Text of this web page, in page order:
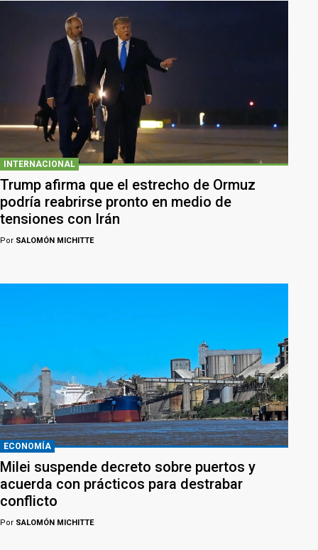
INTERNACIONAL
Trump afirma que el estrecho de Ormuz
podría reabrirse pronto en medio de
tensiones con Irán
Por SALOMÓN MICHITTE
ECONOMÍA
Milei suspende decreto sobre puertos y
acuerda con prácticos para destrabar
conflicto
Por SALOMÓN MICHITTE